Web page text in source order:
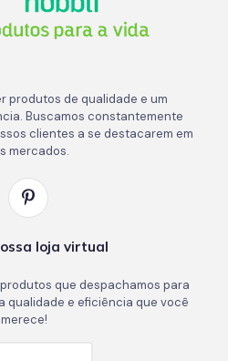
produtos de qualidade e um
Buscamos constantemente
clientes a se destacarem em
mercados.
loja virtual
que despachamos para
qualidade e eficiência que você
merece!